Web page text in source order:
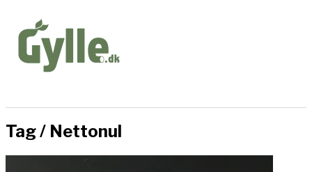
Tag / Nettonul